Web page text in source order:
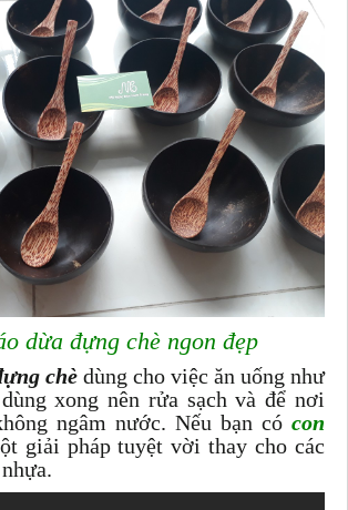
dừa đựng chè ngon đẹp
chè dùng cho việc ăn uống như
xong nên rửa sạch và để nơi
ngâm nước. Nếu bạn có con
giải pháp tuyệt vời thay cho các